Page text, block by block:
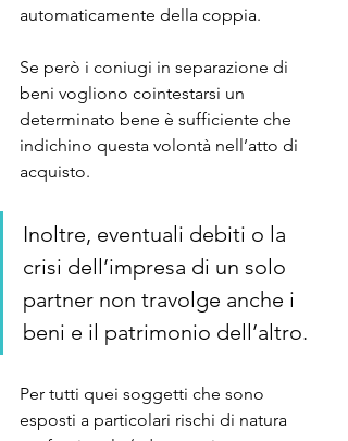
automaticamente della coppia.
Se però i coniugi in separazione di
beni vogliono cointestarsi un
determinato bene è sufficiente che
indichino questa volontà nell’atto di
acquisto.
Inoltre, eventuali debiti o la
crisi dell’impresa di un solo
partner non travolge anche i
beni e il patrimonio dell’altro.
Per tutti quei soggetti che sono
esposti a particolari rischi di natura